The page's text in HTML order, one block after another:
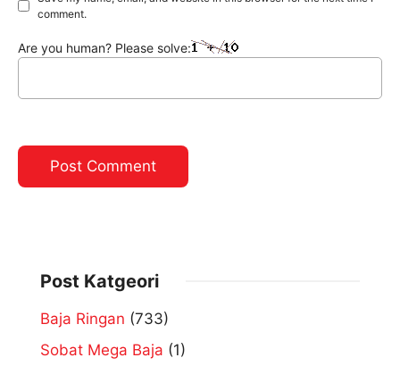
comment.
Are you human? Please solve:
Post Katgeori
Baja Ringan (733)
Sobat Mega Baja (1)